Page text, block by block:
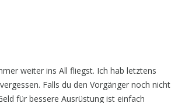
weiter ins All fliegst. Ich hab letztens
Falls du den Vorgänger noch nicht
für bessere Ausrüstung ist einfach